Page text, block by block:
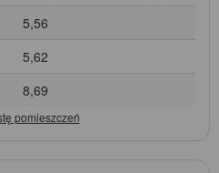
5,56
5,62
8,69